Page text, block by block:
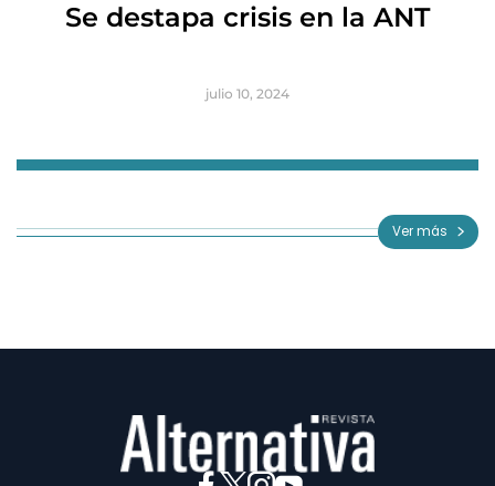
Se destapa crisis en la ANT
julio 10, 2024
3
Ver más